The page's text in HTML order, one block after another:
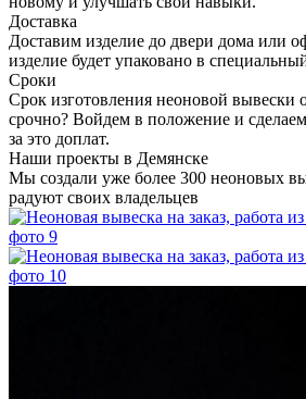
Доставка
Доставим изделие до двери дома или
изделие будет упаковано в
Сроки
Срок изготовления неоновой вывески
срочно? Войдем в положение и
за это доплат.
Наши проекты в Демянске
Мы создали уже более 300 неоновых
радуют своих владельцев